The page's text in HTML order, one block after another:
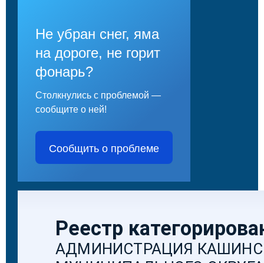
Не убран снег, яма
на дороге, не горит
фонарь?
Столкнулись с проблемой —
сообщите о ней!
Сообщить о проблеме